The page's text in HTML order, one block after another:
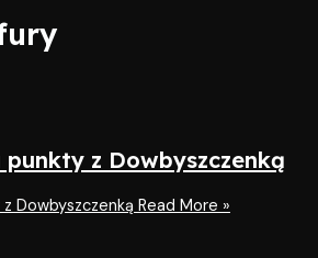
punkty z Dowbyszczenką
Dowbyszczenką Read More »